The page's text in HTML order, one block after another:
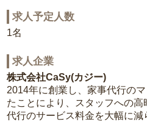
求人予定人数
1名
求人企業
株式会社CaSy(カジー)
2014年に創業し、家事代行の
たことにより、スタッフへの
代行のサービス料金を大幅に減